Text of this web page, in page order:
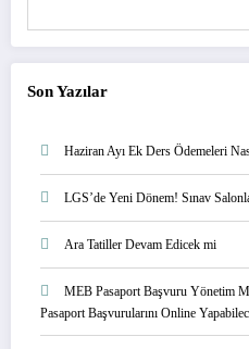
Son Yazılar
Haziran Ayı Ek Ders Ödemeleri
LGS’de Yeni Dönem! Sınav
Ara Tatiller Devam Edicek mi
MEB Pasaport Başvuru Yönetim
Pasaport Başvurularını Online